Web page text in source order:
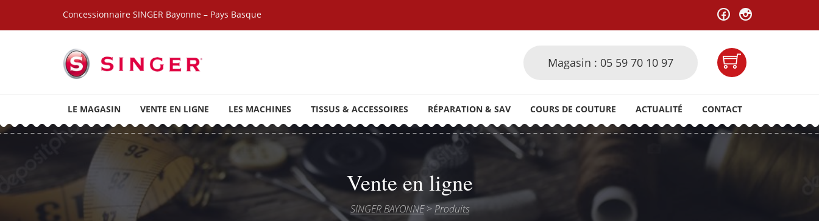
Concessionnaire SINGER Bayonne – Pays Basque
SINGER BAYONNE
LE MAGASIN
VENTE EN LIGNE LES MACHINES TISSUS & ACCESSOIRES RÉPARATION & SAV COURS DE COUTURE ACTUALITÉ CONTACT
Magasin : 05 59 70 10 97
Vente en ligne
SINGER BAYONNE> Produits